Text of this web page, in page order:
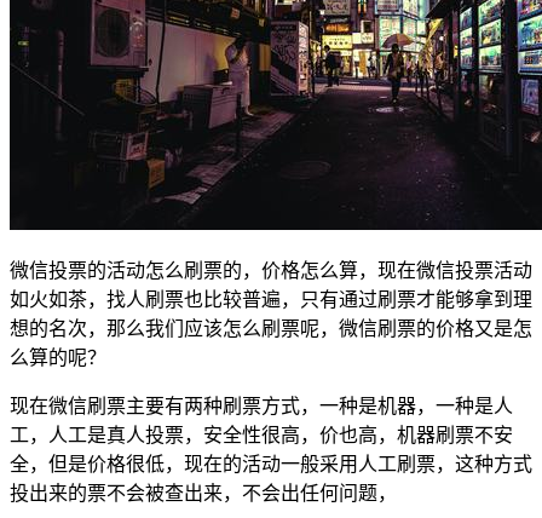
微信投票的活动怎么刷票的，价格怎么算，现在微信投票活动
如火如茶，找人刷票也比较普遍，只有通过刷票才能够拿到理
想的名次，那么我们应该怎么刷票呢，微信刷票的价格又是怎
么算的呢？
现在微信刷票主要有两种刷票方式，一种是机器，一种是人
工，人工是真人投票，安全性很高，价也高，机器刷票不安
全，但是价格很低，现在的活动一般采用人工刷票，这种方式
投出来的票不会被查出来，不会出任何问题，